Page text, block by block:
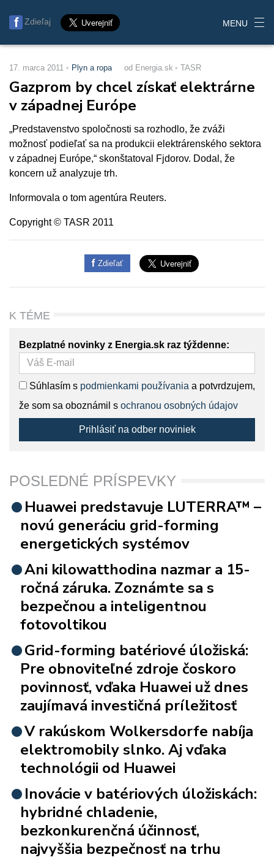
Zdieľaj MENU
17. marca 2011 Plyn a ropa od Energia.sk TASR
Gazprom by chcel získať elektrárne
v západnej Európe
„Predstavenstvo spoločnosti sa rozhodlo, že zváži
možnosť podieľať sa na produkcii elektrárenského sektora
v západnej Európe,“ skonštatoval Fjdorov. Dodal, že
koncern už analyzuje trh.
Informovala o tom agentúra Reuters.
Copyright © TASR 2011
Zdieľať
K TÉME
Bezplatné novinky z Energia.sk raz týždenne:
Súhlasím s podmienkami používania a potvrdzujem,
že som sa oboznámil s ochranou osobných údajov
Prihlásiť na odber noviniek
POSLEDNÉ PRÍSPEVKY
Huawei predstavuje LUTERRA™ –
novú generáciu grid-forming
energetických systémov
Ani kilowatthodina nazmar a 15-
ročná záruka. Zoznámte sa s
bezpečnou a inteligentnou
fotovoltikou
Grid-forming batériové úložiská:
Pre obnoviteľné zdroje čoskoro
povinnosť, vďaka Huawei už dnes
zaujímavá investičná príležitosť
V rakúskom Wolkersdorfe nabíja
elektromobily slnko. Aj vďaka
technológii od Huawei
Inovácie v batériových úložiskách:
hybridné chladenie,
bezkonkurenčná účinnosť,
najvyššia bezpečnosť na trhu